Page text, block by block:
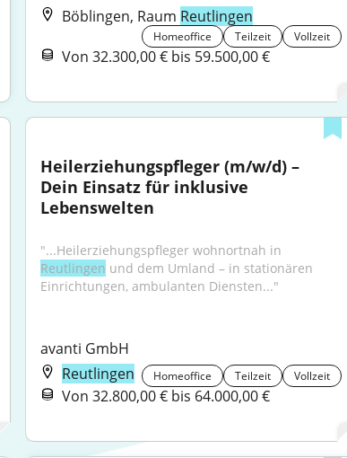
Böblingen, Raum Reutlingen
Homeoffice Teilzeit Vollzeit
Von 32.300,00 € bis 59.500,00 €
Heilerziehungspfleger (m/w/d) –
Dein Einsatz für inklusive
Lebenswelten
Reutlingen und dem Umland – in stationären
Einrichtungen, ambulanten Diensten..."
avanti GmbH
Reutlingen
Homeoffice Teilzeit Vollzeit
Von 32.800,00 € bis 64.000,00 €